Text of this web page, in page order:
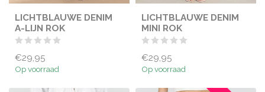
LICHTBLAUWE DENIM
A-LIJN ROK
€29,95
Op voorraad
LICHTBLAUWE DENIM
MINI ROK
€29,95
Op voorraad